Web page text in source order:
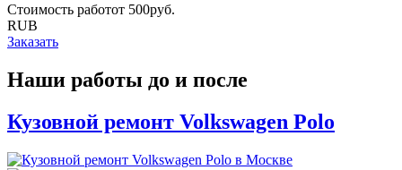
Стоимость работoт 500руб.
RUB
Заказать
Наши работы до и после
Кузовной ремонт Volkswagen Polo